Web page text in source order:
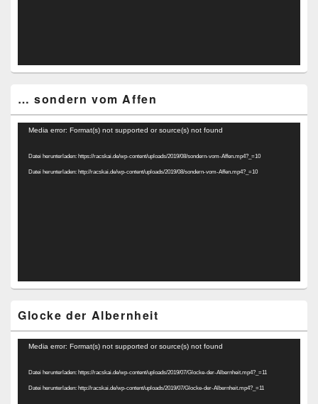
… sondern vom Affen
Video-
Media error: Format(s) not supported or source(s) not found
Datei herunterladen: https://racskai.de/wp-content/uploads/2019/08/sondern-vom-Affen.mp4?_=10
Datei herunterladen: http://racskai.de/wp-content/uploads/2019/08/sondern-vom-Affen.mp4?_=10
Glocke der Albernheit
Video-
Media error: Format(s) not supported or source(s) not found
Datei herunterladen: https://racskai.de/wp-content/uploads/2019/07/Glocke-der-Albernheit.mp4?_=11
Datei herunterladen: http://racskai.de/wp-content/uploads/2019/07/Glocke-der-Albernheit.mp4?_=11